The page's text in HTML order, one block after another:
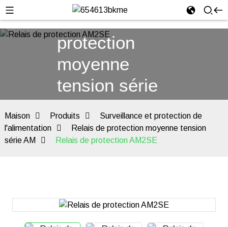
Relais de
protection
moyenne
tension série
AM
Maison Produits
Surveillance et protection de
l'alimentation
Relais de protection moyenne tension
série AM
Relais de protection AM2SE